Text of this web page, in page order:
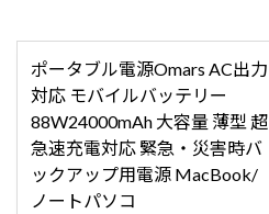
ポータブル電源Omars AC出力
対応 モバイルバッテリー
88W24000mAh 大容量 薄型 超
急速充電対応 緊急・災害時バ
ックアップ用電源 MacBook/
ノートパソコ